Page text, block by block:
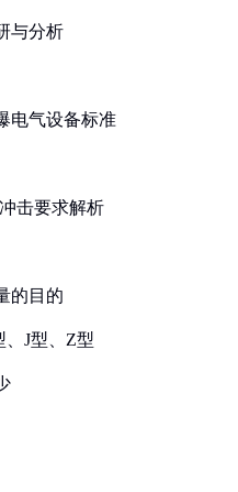
与分析
电气设备标准
击要求解析
的目的
J型、Z型